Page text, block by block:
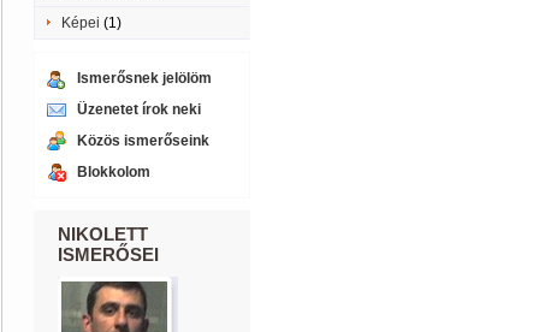
Képei (1)
Ismerősnek jelölöm
Üzenetet írok neki
Közös ismerőseink
Blokkolom
NIKOLETT
ISMERŐSEI